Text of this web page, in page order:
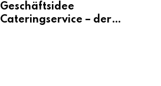
Geschäftsidee
Cateringservice – der